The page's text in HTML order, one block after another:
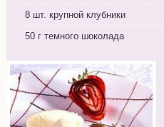
8 шт. крупной клубники
50 г темного шоколада